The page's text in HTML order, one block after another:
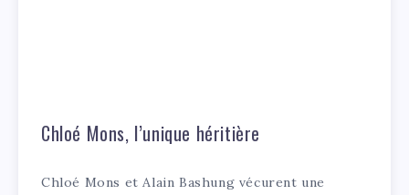
Chloé Mons, l’unique héritière
Chloé Mons et Alain Bashung vécurent une